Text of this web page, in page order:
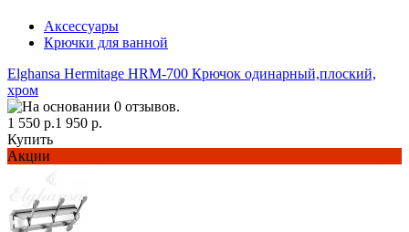
Аксессуары
Крючки для ванной
Elghansa Hermitage HRM-700 Крючок одинарный,плоский,
хром
1 550 р.1 950 р.
Купить
Акции